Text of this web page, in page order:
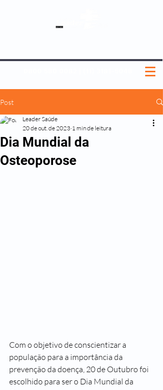
Post
Dia Mundial da
Osteoporose
Leader Saúde
20 de out. de 2023 1 min de leitura
Com o objetivo de conscientizar a
população para a importância da
prevenção da doença, 20 de Outubro foi
escolhido para ser o Dia Mundial da